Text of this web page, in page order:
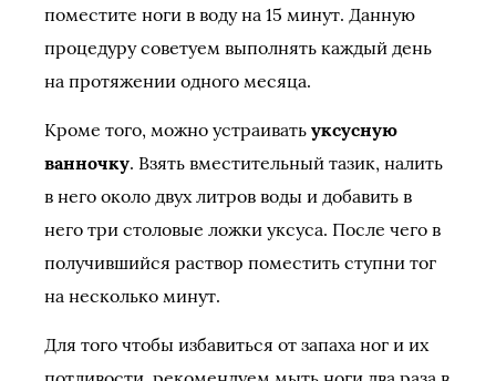
поместите ноги в воду на 15 минут. Данную
процедуру советуем выполнять каждый день
на протяжении одного месяца.
Кроме того, можно устраивать уксусную
ванночку. Взять вместительный тазик, налить
в него около двух литров воды и добавить в
него три столовые ложки уксуса. После чего в
получившийся раствор поместить ступни тог
на несколько минут.
Для того чтобы избавиться от запаха ног и их